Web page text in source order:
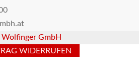
GmbH
WIDERRUFEN